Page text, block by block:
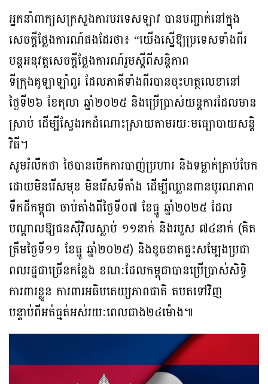
អ្នកនាំពាក្យសក្រសួងការបរទេសឡាវ បានបញ្ជាក់នៅក្នុង
សេចក្តីថ្លែងការណ៍ផងដែរថា៖ “យើងស្នើឱ្យប្រទេសទាំងពីរ
បន្តអនុវត្តសេចក្តីថ្លែងការណ៍រួមស្តីពីសន្តិភាព
ទីក្រុងគូឡាឡាំពួរ ដែលភាគីទាំងពីរបានចុះហត្ថលេខានៅ
ថ្ងៃទី២៦ ខែតុលា ឆ្នាំ២០២៥ និងប្រើប្រាស់យន្តការដែលមាន
ស្រាប់ ដើម្បីស្វែងរកដំណោះស្រាយតាមរយៈមធ្យោបាយសន្តិ
វិធី។
សូមរំលឹកថា ថៃបានបើកការបាញ់ប្រហារ និងទម្លាក់គ្រាប់បែក
ដោយមិនរើសមុខ មិនរើសទីតាំង ដើម្បីឈ្លានពានបូរណភាព
ទឹកដីកម្ពុជា ចាប់តាំងពីថ្ងៃទី០៧ ខែធ្នូ ឆ្នាំ២០២៥ ដែល
បណ្តាលឱ្យជនស៊ីវិលស្លាប់ ១១នាក់ និងរបួស ៧៤នាក់ (គិត
ត្រឹមថ្ងៃទី១១ ខែធ្នូ ឆ្នាំ២០២៥) និងខូចខាតផ្ទះសម្បែងប្រជា
ពលរដ្ឋជាច្រើនកន្លែង ខណៈដែលកម្ពុជាបានប្រើប្រាស់សិទ្ធិ
ការពារខ្លួន ការពារអធិបតេយ្យភាពជាតិ តបតទៅវិញ
បន្ទាប់ពីអត់ធ្មត់អស់រយៈពេលជាង២៤ម៉ោង៕